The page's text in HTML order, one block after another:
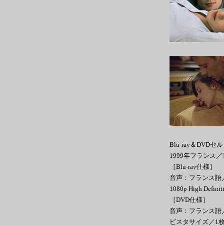
Blu-ray＆DVDセ
1999年フランス
［Blu-ray仕様］
音声：フランス語
1080p High
［DVD仕様］
音声：フランス語
ビスタサイズ／1